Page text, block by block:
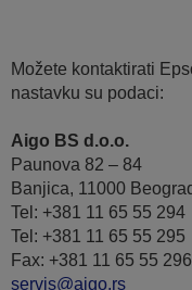
Možete kontaktirati
nastavku su podaci:
Aigo BS d.o.o.
Paunova 82 – 84
Banjica, 11000
Tel: +381 11 65 55 294
Tel: +381 11 65 55 295
Fax: +381 11 65 55 296
servis@aigo.rs